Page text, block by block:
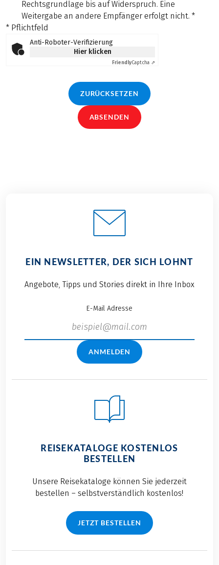
Rechtsgrundlage bis auf Widerspruch. Eine
Weitergabe an andere Empfänger erfolgt nicht. *
* Pflichtfeld
Anti-Roboter-Verifizierung
Hier klicken
FriendlyCaptcha ⇗
ZURÜCKSETZEN
ABSENDEN
EIN NEWSLETTER, DER SICH LOHNT
Angebote, Tipps und Stories direkt in Ihre Inbox
E-Mail Adresse
ANMELDEN
REISEKATALOGE KOSTENLOS
BESTELLEN
Unsere Reisekataloge können Sie jederzeit
bestellen – selbstverständlich kostenlos!
JETZT BESTELLEN